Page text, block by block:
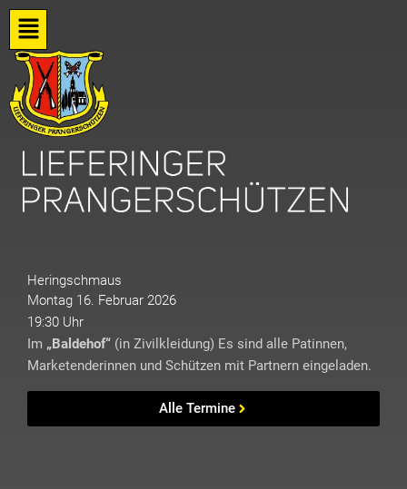
Zum
Inhalt
springen
Flyout
Menu
Heringschmaus
Montag 16. Februar 2026
19:30 Uhr
Im „Baldehof“ (in Zivilkleidung) Es sind alle Patinnen,
Marketenderinnen und Schützen mit Partnern eingeladen.
Alle Termine